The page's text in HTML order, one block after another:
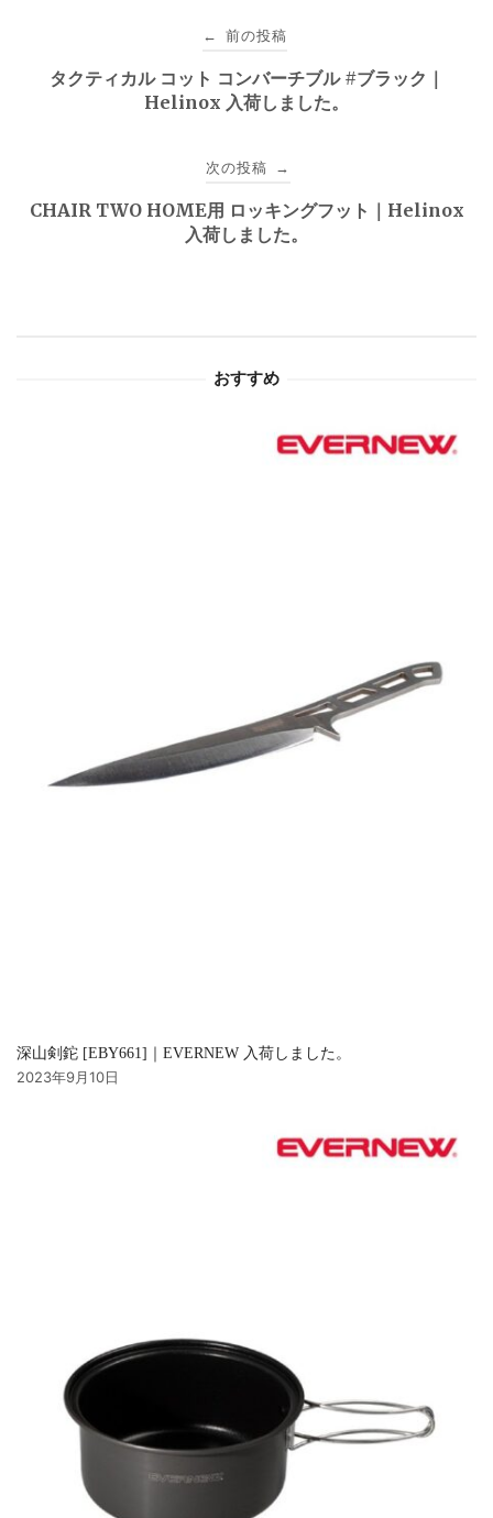
ゲ
← 前の投稿
タクティカル コット コンバーチブル #ブラック｜
Helinox 入荷しました。
次の投稿 →
CHAIR TWO HOME用 ロッキングフット｜Helinox
入荷しました。
おすすめ
深山剣鉈 [EBY661]｜EVERNEW 入荷しました。
2023年9月10日